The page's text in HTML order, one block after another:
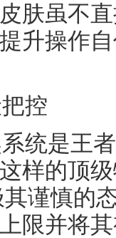
肤虽不
升操作
控
统是王
样的顶
谨慎的
限并将